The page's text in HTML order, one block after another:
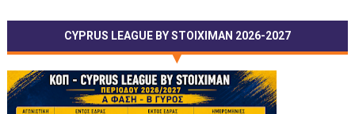
CYPRUS LEAGUE BY STOIXIMAN 2026-2027